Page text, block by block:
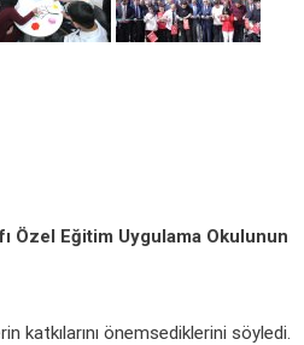
Özel Eğitim Uygulama Okulunun
katkılarını önemsediklerini söyledi.